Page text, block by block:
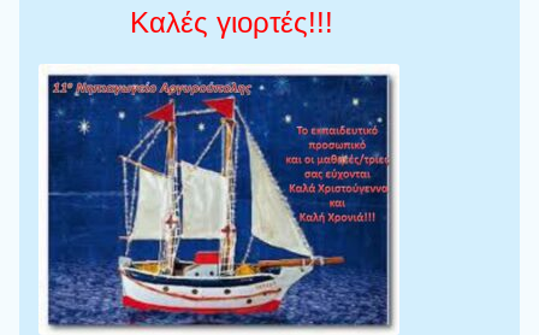
Καλές γιορτές!!!